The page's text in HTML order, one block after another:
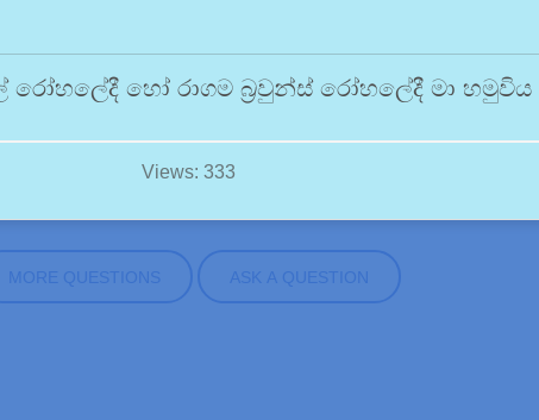
හෝ රාගම බ්‍රවුන්ස් රෝහලේදී මා හමුවිය
Views: 333
MORE QUESTIONS ASK A QUESTION